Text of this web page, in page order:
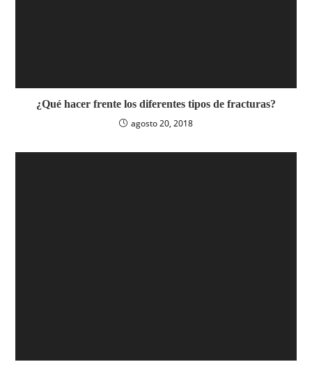
¿Qué hacer frente los diferentes tipos de fracturas?
agosto 20, 2018